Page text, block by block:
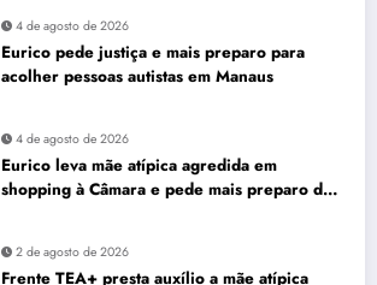
4 de agosto de 2026
Eurico pede justiça e mais preparo para
acolher pessoas autistas em Manaus
4 de agosto de 2026
Eurico leva mãe atípica agredida em
shopping à Câmara e pede mais preparo dos
2 de agosto de 2026
Frente TEA+ presta auxílio a mãe atípica